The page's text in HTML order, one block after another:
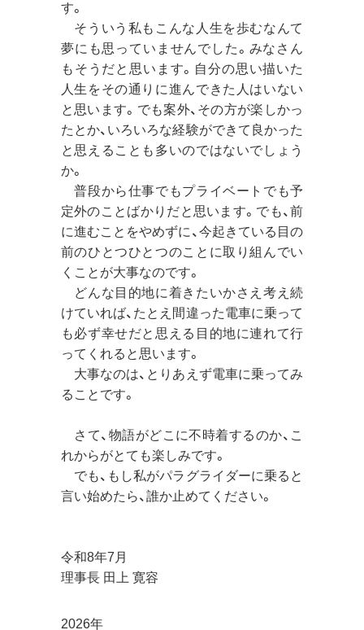
す。
そういう私もこんな人生を歩むなんて
夢にも思っていませんでした。みなさん
もそうだと思います。自分の思い描いた
人生をその通りに進んできた人はいない
と思います。でも案外、その方が楽しかっ
たとか、いろいろな経験ができて良かった
と思えることも多いのではないでしょう
か。
普段から仕事でもプライベートでも予
定外のことばかりだと思います。でも、前
に進むことをやめずに、今起きている目の
前のひとつひとつのことに取り組んでい
くことが大事なのです。
どんな目的地に着きたいかさえ考え続
けていれば、たとえ間違った電車に乗って
も必ず幸せだと思える目的地に連れて行
ってくれると思います。
大事なのは、とりあえず電車に乗ってみ
ることです。
さて、物語がどこに不時着するのか、こ
れからがとても楽しみです。
でも、もし私がパラグライダーに乗ると
言い始めたら、誰か止めてください。
令和8年7月
理事長 田上 寛容
2026年